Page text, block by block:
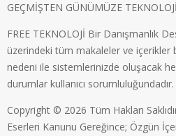
GEÇMİŞTEN GÜNÜMÜZE
FREE TEKNOLOJİ Bir Danışmanlık
üzerindeki tüm makaleler ve içerikler
nedeni ile sistemlerinizde oluşacak
durumlar kullanıcı sorumluluğundadır.
Copyright © 2026 Tüm Hakları
Eserleri Kanunu Gereğince; Özgün